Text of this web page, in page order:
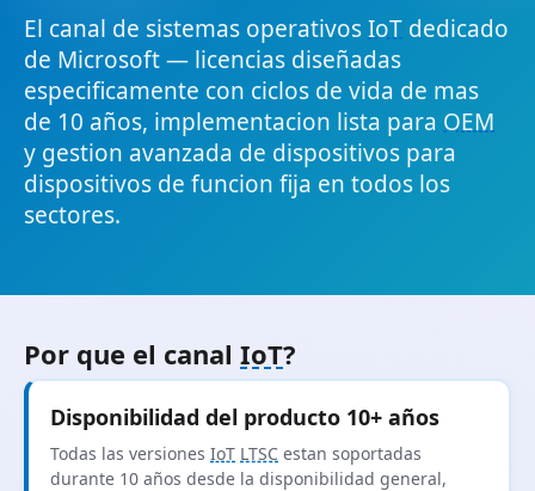
El canal de sistemas operativosIoT dedicado
de Microsoft — licencias diseñadas
especificamente con ciclos de vida de mas
de 10 años, implementacion lista para OEM
y gestion avanzada de dispositivos para
dispositivos de funcion fija en todos los
sectores.
Por que el canal IoT?
Disponibilidad del producto 10+ años
Todas las versiones IoT LTSC estan soportadas
durante 10 años desde la disponibilidad general,